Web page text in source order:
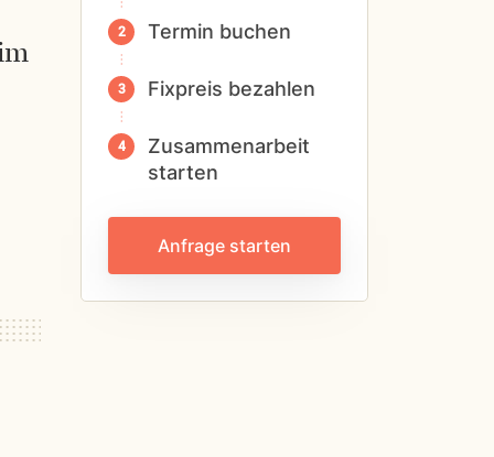
Termin buchen
Fixpreis bezahlen
Zusammenarbeit
starten
Anfrage starten